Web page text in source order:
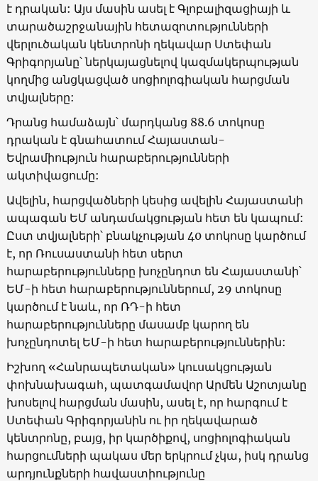
է դրական: Այս մասին ասել է Գլոբալիզացիայի և
տարածաշրջանային հետազոտությունների
վերլուծական կենտրոնի ղեկավար Ստեփան
Գրիգորյանը՝ ներկայացնելով կազմակերպության
կողմից անցկացված սոցիոլոգիական հարցման
տվյալները:
Դրանց համաձայն՝ մարդկանց 88.6 տոկոսը
դրական է գնահատում Հայաստան-
Եվրամիություն հարաբերությունների
ակտիվացումը:
Ավելին, հարցվածների կեսից ավելին Հայաստանի
ապագան ԵՄ անդամակցության հետ են կապում:
Ըստ տվյալների՝ բնակչության 40 տոկոսը կարծում
է, որ Ռուսաստանի հետ սերտ
հարաբերությունները խոչընդոտ են Հայաստանի՝
ԵՄ-ի հետ հարաբերություններում, 29 տոկոսը
կարծում է նաև, որ ՌԴ-ի հետ
հարաբերությունները մասամբ կարող են
խոչընդոտել ԵՄ-ի հետ հարաբերություններին:
Իշխող «Հանրապետական» կուսակցության
փոխնախագահ, պատգամավոր Արմեն Աշոտյանը
խոսելով հարցման մասին, ասել է, որ հարգում է
Ստեփան Գրիգորյանին ու իր ղեկավարած
կենտրոնը, բայց, իր կարծիքով, սոցիոլոգիական
հարցումների պակաս մեր երկրում չկա, իսկ դրանց
արդյունքների հավաստիությունը